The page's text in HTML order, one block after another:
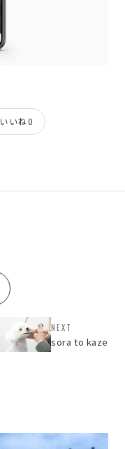
いいね0
NEXT
sora to kaze